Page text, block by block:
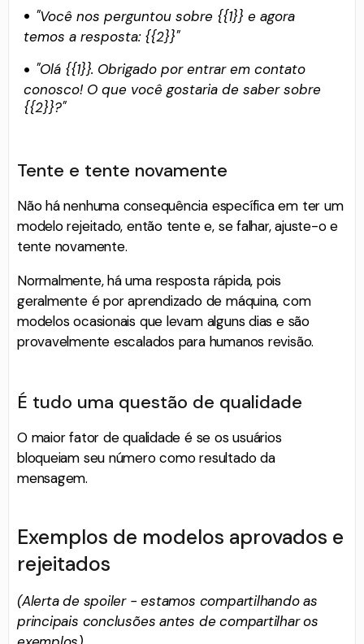
"Você nos perguntou sobre {{1}} e agora
temos a resposta: {{2}}"
"Olá {{1}}. Obrigado por entrar em contato
conosco! O que você gostaria de saber sobre
{{2}}?"
Tente e tente novamente
Não há nenhuma consequência específica em ter um
modelo rejeitado, então tente e, se falhar, ajuste-o e
tente novamente.
Normalmente, há uma resposta rápida, pois
geralmente é por aprendizado de máquina, com
modelos ocasionais que levam alguns dias e são
provavelmente escalados para humanos revisão.
É tudo uma questão de qualidade
O maior fator de qualidade é se os usuários
bloqueiam seu número como resultado da
mensagem.
Exemplos de modelos aprovados e
rejeitados
(Alerta de spoiler - estamos compartilhando as
principais conclusões antes de compartilhar os